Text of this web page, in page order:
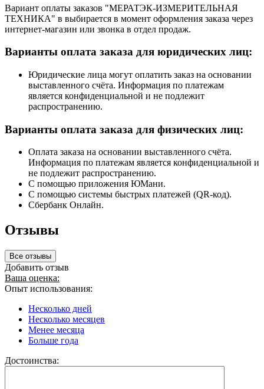
Вариант оплаты заказов "МЕРАТЭК-ИЗМЕРИТЕЛЬНАЯ
ТЕХНИКА" в выбирается в момент оформления заказа через
интернет-магазин или звонка в отдел продаж.
Варианты оплата заказа для юридических лиц:
Юридические лица могут оплатить заказ на основании
выставленного счёта. Информация по платежам
является конфиденциальной и не подлежит
распространению.
Варианты оплата заказа для физических лиц:
Оплата заказа на основании выставленного счёта.
Информация по платежам является конфиденциальной и
не подлежит распространению.
С помощью приложения ЮМани.
С помощью системы быстрых платежей (QR-код).
Сбербанк Онлайн.
Отзывы
Все отзывы
Добавить отзыв
Ваша оценка:
Опыт использования:
Несколько дней
Несколько месяцев
Менее месяца
Больше года
Достоинства: